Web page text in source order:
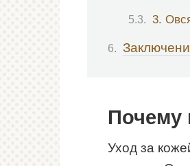
3.
Почему
Уход за